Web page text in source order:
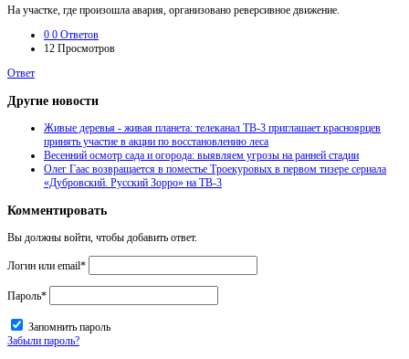
На участке, где произошла авария, организовано реверсивное движение.
0 0 Ответов
12 Просмотров
Ответ
Другие новости
Живые деревья - живая планета: телеканал ТВ‑3 приглашает красноярцев
принять участие в акции по восстановлению леса
Весенний осмотр сада и огорода: выявляем угрозы на ранней стадии
Олег Гаас возвращается в поместье Троекуровых в первом тизере сериала
«Дубровский. Русский Зорро» на ТВ-3
Комментировать
Вы должны войти, чтобы добавить ответ.
Логин или email*
Пароль*
Запомнить пароль
Забыли пароль?